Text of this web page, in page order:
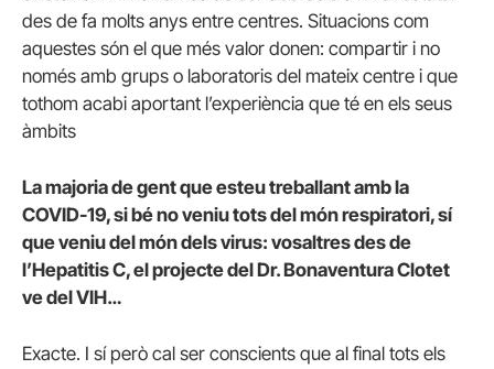
des de fa molts anys entre centres. Situacions com
aquestes són el que més valor donen: compartir i no
només amb grups o laboratoris del mateix centre i que
tothom acabi aportant l’experiència que té en els seus
àmbits
La majoria de gent que esteu treballant amb la
COVID-19, si bé no veniu tots del món respiratori, sí
que veniu del món dels virus: vosaltres des de
l’Hepatitis C, el projecte del Dr. Bonaventura Clotet
ve del VIH…
Exacte. I sí però cal ser conscients que al final tots els